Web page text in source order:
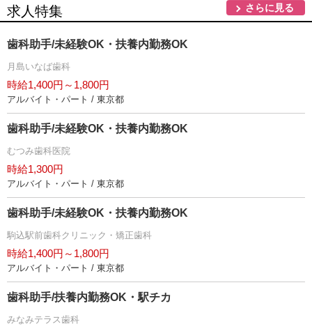
求人特集 さらに見る
歯科助手/未経験OK・扶養内勤務OK
月島いなば歯科
時給1,400円～1,800円
アルバイト・パート / 東京都
歯科助手/未経験OK・扶養内勤務OK
むつみ歯科医院
時給1,300円
アルバイト・パート / 東京都
歯科助手/未経験OK・扶養内勤務OK
駒込駅前歯科クリニック・矯正歯科
時給1,400円～1,800円
アルバイト・パート / 東京都
歯科助手/扶養内勤務OK・駅チカ
みなみテラス歯科